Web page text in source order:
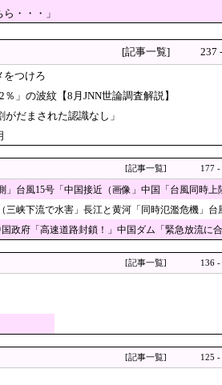
ケースは警察への相談検討
巻き込むな」
報告 [8/9]
過去が発掘、「説明責任があ
米寿！」「嬉しい」と日記に
た悲劇に目撃者騒然、”映え”
級の低俗な「支持率下げてやる」記
々に協力すべき」
中、日本勢が3人も準決勝に
なこれにするじゃん、電力会
ｗｗｗｗｗｗｗｗｗ
給3.51％増へ
帳を盗まれた高齢女性が明かす被害！
を吸うのが至福の時間か どんどん延びる乗車
・・・」
[記事一覧]
237
をつけろ
」の波紋【8月JNN世論調査解説】
だまされた認識なし」
[記事一覧] 177 -
台風15号「中国接近（画像」中国「台風同時
峡下流で水害」長江と黄河「同時氾濫危機」台
政府「高速道路封鎖！」中国ダム「緊急放流に
[記事一覧] 136 -
[記事一覧] 125 -